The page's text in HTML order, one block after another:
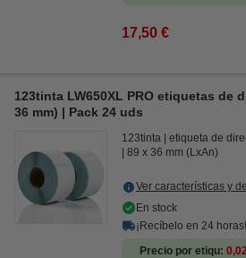
17,50 €
123tinta LW650XL PRO etiquetas de
36 mm) | Pack 24 uds
123tinta
etiqueta de
89 x 36 mm (LxAn)
Ver características y
En stock
¡Recíbelo en 24 horas!
Precio por etiqu